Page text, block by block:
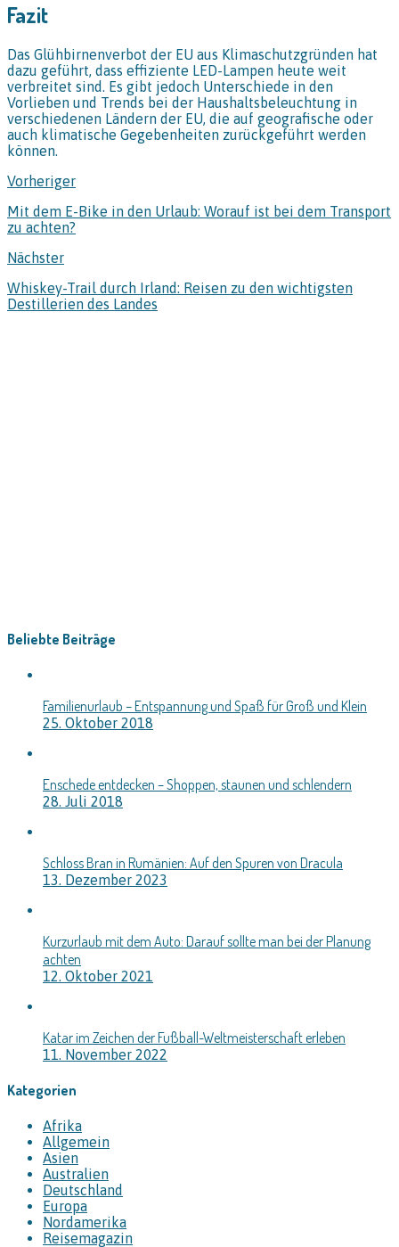
Fazit
Das Glühbirnenverbot der EU aus Klimaschutzgründen hat
dazu geführt, dass effiziente LED-Lampen heute weit
verbreitet sind. Es gibt jedoch Unterschiede in den
Vorlieben und Trends bei der Haushaltsbeleuchtung in
verschiedenen Ländern der EU, die auf geografische oder
auch klimatische Gegebenheiten zurückgeführt werden
können.
Vorheriger
Mit dem E-Bike in den Urlaub: Worauf ist bei dem Transport
zu achten?
Nächster
Whiskey-Trail durch Irland: Reisen zu den wichtigsten
Destillerien des Landes
Beliebte Beiträge
Familienurlaub – Entspannung und Spaß für Groß und Klein
25. Oktober 2018
Enschede entdecken – Shoppen, staunen und schlendern
28. Juli 2018
Schloss Bran in Rumänien: Auf den Spuren von Dracula
13. Dezember 2023
Kurzurlaub mit dem Auto: Darauf sollte man bei der Planung
achten
12. Oktober 2021
Katar im Zeichen der Fußball-Weltmeisterschaft erleben
11. November 2022
Kategorien
Afrika
Allgemein
Asien
Australien
Deutschland
Europa
Nordamerika
Reisemagazin